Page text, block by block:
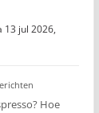
13 jul 2026,
Hoe